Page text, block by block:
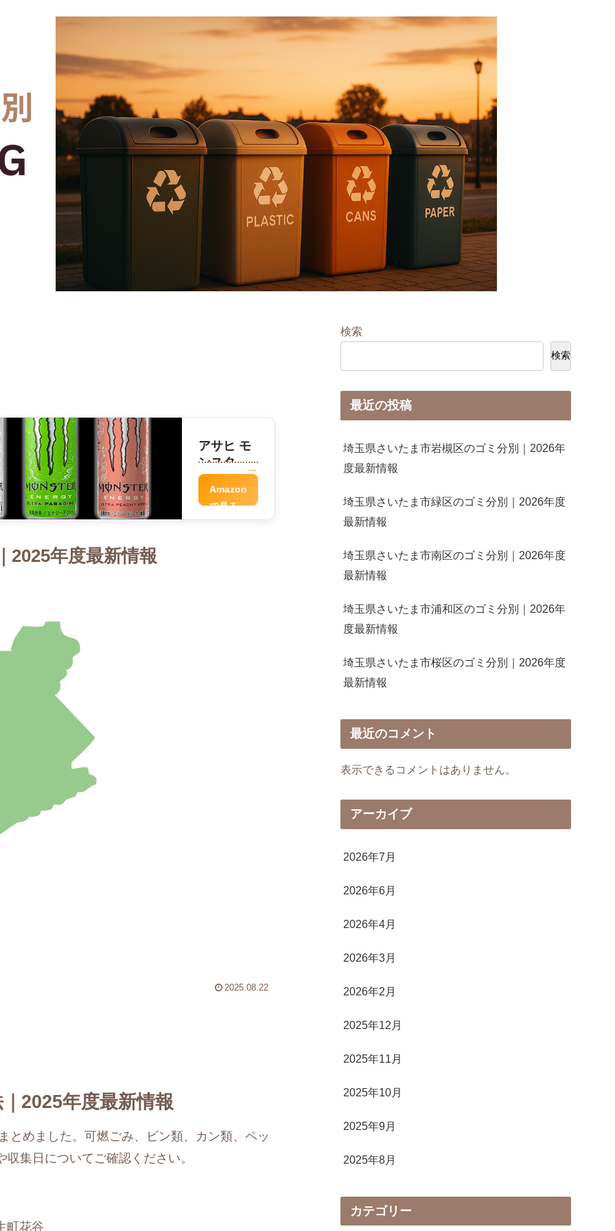
アサヒ モ
ンスター
パンチ
Amazon
で見る
2025年度最新情報
2025.08.22
2025年度最新情報
とめました。可燃ごみ、ビン類、カン類、ペッ
集日についてご確認ください。
町花谷
検索
検索
最近の投稿
埼玉県さいたま市岩槻区のゴミ分別｜2026年
度最新情報
埼玉県さいたま市緑区のゴミ分別｜2026年度
最新情報
埼玉県さいたま市南区のゴミ分別｜2026年度
最新情報
埼玉県さいたま市浦和区のゴミ分別｜2026年
度最新情報
埼玉県さいたま市桜区のゴミ分別｜2026年度
最新情報
最近のコメント
表示できるコメントはありません。
アーカイブ
2026年7月
2026年6月
2026年4月
2026年3月
2026年2月
2025年12月
2025年11月
2025年10月
2025年9月
2025年8月
カテゴリー